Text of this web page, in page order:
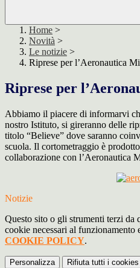
Home >
Novità >
Le notizie >
Riprese per l’Aeronautica
Riprese per
Abbiamo il piacere di informarvi
nostro Istituto, si gireranno delle
titolo “Believe” dove saranno
scuola. Il cortometraggio è
collaborazione con l’Aeronautica
Notizie
Questo sito o gli strumenti terzi da
cookie necessari al
COOKIE POLICY.
Personalizza Rifiuta tutti i cookies